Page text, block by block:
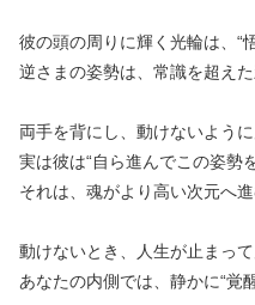
彼の頭の周りに輝く光輪は、“悟
逆さまの姿勢は、常識を超え
両手を背にし、動けないように
実は彼は“自ら進んでこの姿勢
それは、魂がより高い次元へ進
動けないとき、人生が止まっ
あなたの内側では、静かに“覚